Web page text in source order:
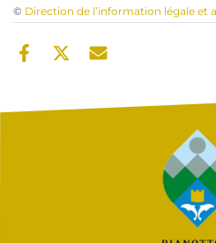
© Direction de l’information légale et